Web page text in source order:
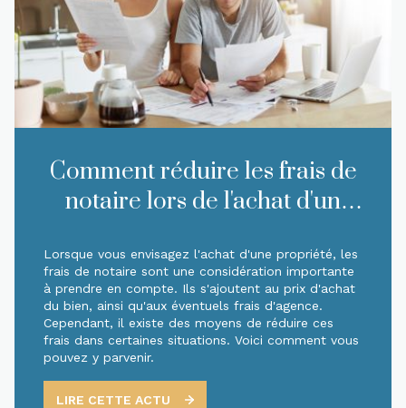
Comment réduire les frais de
notaire lors de l'achat d'un
Lorsque vous envisagez l'achat d'une propriété, les
frais de notaire sont une considération importante
à prendre en compte. Ils s'ajoutent au prix d'achat
du bien, ainsi qu'aux éventuels frais d'agence.
Cependant, il existe des moyens de réduire ces
frais dans certaines situations. Voici comment vous
pouvez y parvenir.
LIRE CETTE ACTU